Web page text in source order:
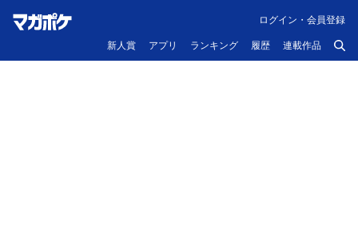
新人賞 アプリ ランキング 履歴 連載作品
ログイン・会員登録